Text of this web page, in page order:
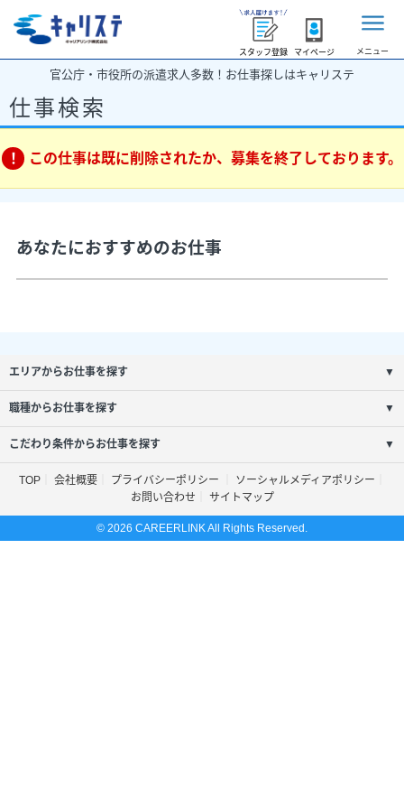
スタッフ登録 マイページ メニュー
官公庁・市役所の派遣求人多数！お仕事探しはキャリステ
仕事検索
この仕事は既に削除されたか、募集を終了しております。
あなたにおすすめのお仕事
エリアからお仕事を探す ▼
職種からお仕事を探す ▼
こだわり条件からお仕事を探す ▼
TOP 会社概要 プライバシーポリシー
ソーシャルメディアポリシー
お問い合わせ
サイトマップ
© 2026 CAREERLINK All Rights Reserved.